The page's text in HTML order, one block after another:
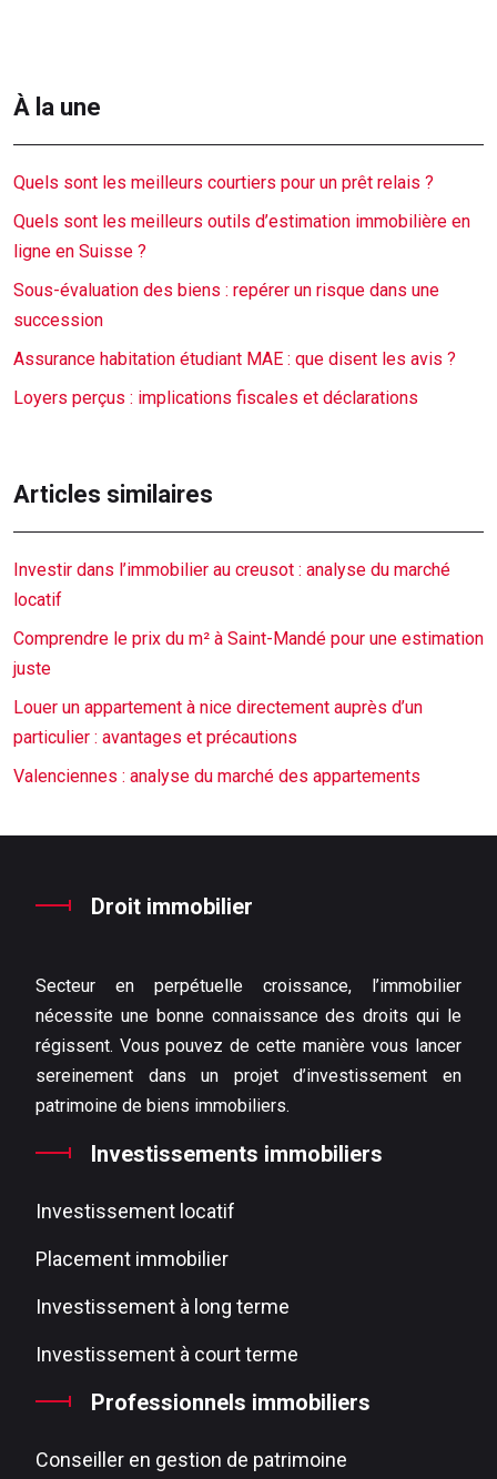
À la une
Quels sont les meilleurs courtiers pour un prêt relais ?
Quels sont les meilleurs outils d’estimation immobilière en
ligne en Suisse ?
Sous-évaluation des biens : repérer un risque dans une
succession
Assurance habitation étudiant MAE : que disent les avis ?
Loyers perçus : implications fiscales et déclarations
Articles similaires
Investir dans l’immobilier au creusot : analyse du marché
locatif
Comprendre le prix du m² à Saint-Mandé pour une estimation
juste
Louer un appartement à nice directement auprès d’un
particulier : avantages et précautions
Valenciennes : analyse du marché des appartements
Droit immobilier
Secteur en perpétuelle croissance, l’immobilier
nécessite une bonne connaissance des droits qui le
régissent. Vous pouvez de cette manière vous lancer
sereinement dans un projet d’investissement en
patrimoine de biens immobiliers.
Investissements immobiliers
Investissement locatif
Placement immobilier
Investissement à long terme
Investissement à court terme
Professionnels immobiliers
Conseiller en gestion de patrimoine